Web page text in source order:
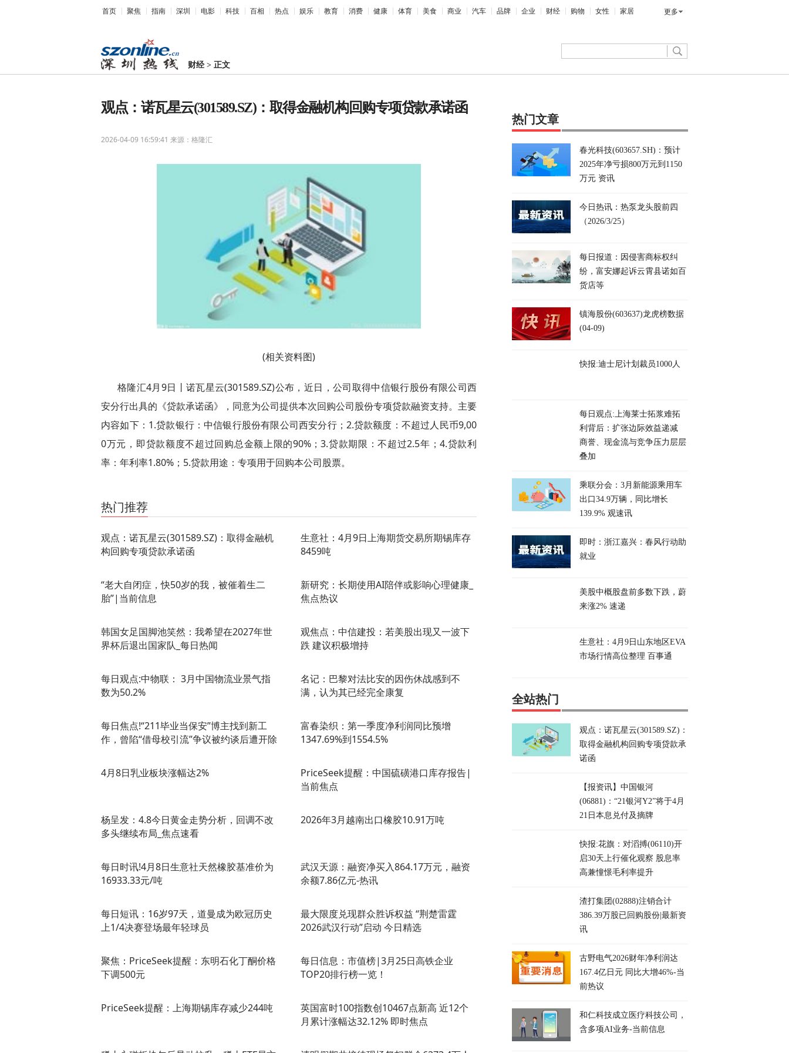
首页 聚焦 指南 深圳 电影 科技 百相 热点 娱乐 教育 消费 健康 体育 美食 商业 汽车 品牌 企业 财经 购物 女性 家居 更多
财经>正文
观点：诺瓦星云(301589.SZ)：取得金融机构回购专项贷款承诺函
2026-04-09 16:59:41 来源：格隆汇
(相关资料图)
格隆汇4月9日丨诺瓦星云(301589.SZ)公布，近日，公司取得中信银行股份有限公司西
安分行出具的《贷款承诺函》，同意为公司提供本次回购公司股份专项贷款融资支持。主要
内容如下：1.贷款银行：中信银行股份有限公司西安分行；2.贷款额度：不超过人民币9,00
0万元，即贷款额度不超过回购总金额上限的90%；3.贷款期限：不超过2.5年；4.贷款利
率：年利率1.80%；5.贷款用途：专项用于回购本公司股票。
热门推荐
观点：诺瓦星云(301589.SZ)：取得金融机
构回购专项贷款承诺函
生意社：4月9日上海期货交易所期锡库存
8459吨
“老大自闭症，快50岁的我，被催着生二
胎”|当前信息
新研究：长期使用AI陪伴或影响心理健康_
焦点热议
韩国女足国脚池笑然：我希望在2027年世
界杯后退出国家队_每日热闻
观焦点：中信建投：若美股出现又一波下
跌 建议积极增持
每日观点:中物联： 3月中国物流业景气指
数为50.2%
名记：巴黎对法比安的因伤休战感到不
满，认为其已经完全康复
每日焦点!“211毕业当保安”博主找到新工
作，曾陷“借母校引流”争议被约谈后遭开除
富春染织：第一季度净利润同比预增
1347.69%到1554.5%
4月8日乳业板块涨幅达2%
PriceSeek提醒：中国硫磺港口库存报告|
当前焦点
杨呈发：4.8今日黄金走势分析，回调不改
多头继续布局_焦点速看
2026年3月越南出口橡胶10.91万吨
每日时讯!4月8日生意社天然橡胶基准价为
16933.33元/吨
武汉天源：融资净买入864.17万元，融资
余额7.86亿元-热讯
每日短讯：16岁97天，道曼成为欧冠历史
上1/4决赛登场最年轻球员
最大限度兑现群众胜诉权益 “荆楚雷霆
2026武汉行动”启动 今日精选
聚焦：PriceSeek提醒：东明石化丁酮价格
下调500元
每日信息：市值榜|3月25日高铁企业
TOP20排行榜一览！
PriceSeek提醒：上海期锡库存减少244吨
英国富时100指数创10467点新高 近12个
月累计涨幅达32.12% 即时焦点
热门文章
春光科技(603657.SH)：预计
2025年净亏损800万元到1150
万元 资讯
今日热讯：热泵龙头股前四
（2026/3/25）
每日报道：因侵害商标权纠
纷，富安娜起诉云霄县诺如百
货店等
镇海股份(603637)龙虎榜数据
(04-09)
快报:迪士尼计划裁员1000人
每日观点:上海莱士拓浆难拓
利背后：扩张边际效益递减
商誉、现金流与竞争压力层层
叠加
乘联分会：3月新能源乘用车
出口34.9万辆，同比增长
139.9% 观速讯
即时：浙江嘉兴：春风行动助
就业
美股中概股盘前多数下跌，蔚
来涨2% 速递
生意社：4月9日山东地区EVA
市场行情高位整理 百事通
全站热门
观点：诺瓦星云(301589.SZ)：
取得金融机构回购专项贷款承
诺函
【报资讯】中国银河
(06881)：“21银河Y2”将于4月
21日本息兑付及摘牌
快报:花旗：对滔搏(06110)开
启30天上行催化观察 股息率
高兼憧憬毛利率提升
渣打集团(02888)注销合计
386.39万股已回购股份|最新资
讯
古野电气2026财年净利润达
167.4亿日元 同比大增46%-当
前热议
和仁科技成立医疗科技公司，
含多项AI业务-当前信息